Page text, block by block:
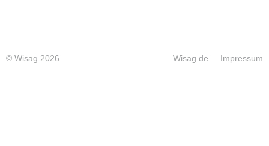
© Wisag 2026 Wisag.de Impressum